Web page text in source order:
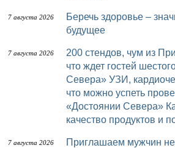
7 августа 2026
Беречь здоровье – значит беречь семью и
будущее
7 августа 2026
200 стендов, чум из Приполярья и гонки:
что ждет гостей
Севера» УЗИ,
что можно успеть
«Достоянии Севера»
качество продуктов и
7 августа 2026
Приглашаем мужчин не старше 52 лет,